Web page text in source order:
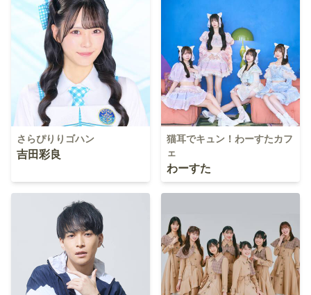
さらぴりりゴハン
吉田彩良
猫耳でキュン！わーすたカフ
ェ
わーすた